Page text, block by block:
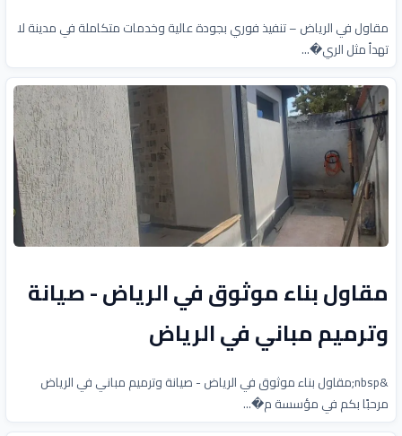
مقاول في الرياض – تنفيذ فوري بجودة عالية وخدمات متكاملة في مدينة لا
تهدأ مثل الري�...
مقاول بناء موثوق في الرياض - صيانة
وترميم مباني في الرياض
&nbsp;مقاول بناء موثوق في الرياض - صيانة وترميم مباني في الرياض
مرحبًا بكم في مؤسسة م�...